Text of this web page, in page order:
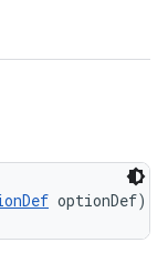
optionDef)